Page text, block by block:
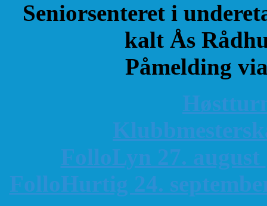
Seniorsenteret i
kalt Ås
Påmelding
K
FolloLyn 27. august
FolloHurtig 24.